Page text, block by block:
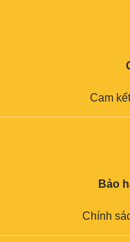
Cam
Bảo
Chính